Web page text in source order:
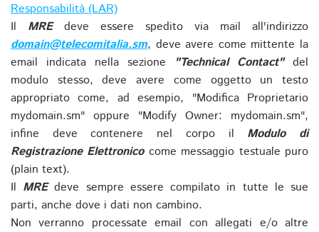
Responsabilità (LAR)
Il MREdeve essere spedito via mail all'indirizzo
domain@telecomitalia.sm, deve avere come mittente la
email indicata nella sezione
"Technical Contact"del
modulo stesso, deve avere come oggetto un testo
appropriato come, ad esempio, "Modifica Proprietario
mydomain.sm" oppure "Modify Owner: mydomain.sm",
infine deve contenere nel corpo il Modulo di
Registrazione Elettronicocome messaggio testuale puro
(plain text).
Il MREdeve sempre essere compilato in tutte le sue
parti, anche dove i dati non cambino.
Non verranno processate email con allegati e/o altre